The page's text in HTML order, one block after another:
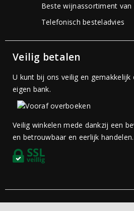
Beste wijnassortiment
Telefonisch besteladvies
Veilig betalen
U kunt bij ons veilig en
eigen bank.
Veilig winkelen mede dankzij een
en betrouwbaar en eerlijk handelen.